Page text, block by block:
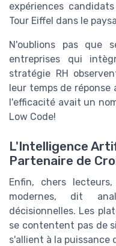
expériences
Tour Eiffel dans le
N'oublions pas que
entreprises qui
stratégie RH
leur temps de
l'efficacité avait un
Low Code!
L'Intelligence
Partenaire de
Enfin, chers
modernes, dit
décisionnelles. Les
se contentent pas de
s'allient à la puissance